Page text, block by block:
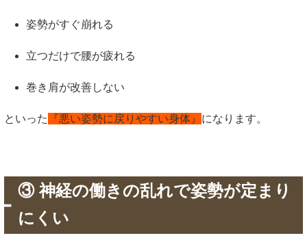
姿勢がすぐ崩れる
立つだけで腰が疲れる
巻き肩が改善しない
といった 『悪い姿勢に戻りやすい身体』 になります。
③ 神経の働きの乱れで姿勢が定まり
にくい